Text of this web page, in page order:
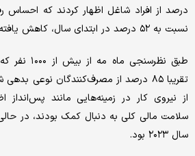
درصد از افراد شاغل اظهار کردند که احساس
نسبت به ۵۲ درصد در ابتدای سال، کاهش یافته است.
طبق نظرسنجی
از نیروی کار در زمینه‌هایی مانند
سال ۲۰۲۳ بود.